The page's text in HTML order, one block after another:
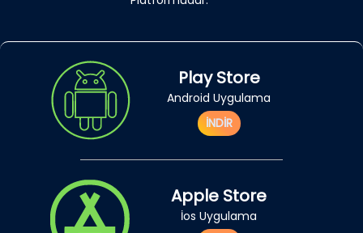
Play Store
Android Uygulama
İNDİR
Apple Store
İos Uygulama